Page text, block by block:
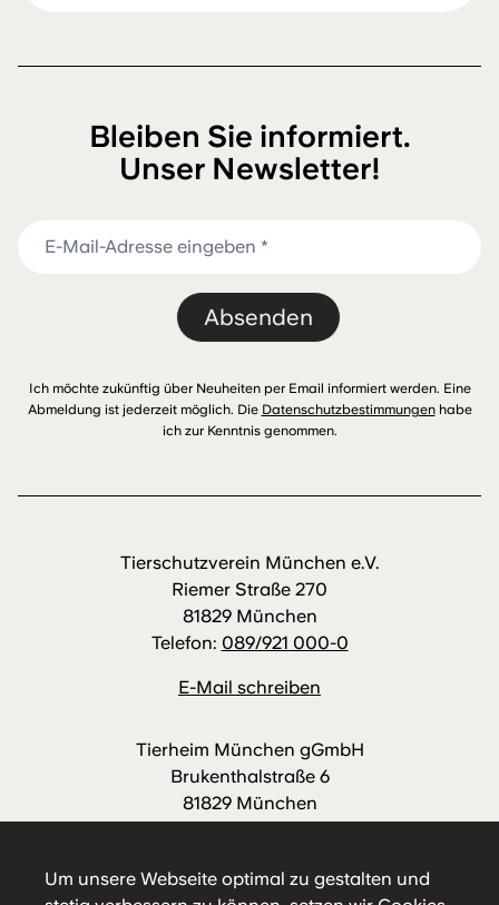
Um unsere Webseite optimal zu gestalten und
Tierschutzverein München e.V.
Riemer Straße 270
81829 München
Telefon: 089/921 000-0
E-Mail schreiben
Tierheim München gGmbH
Brukenthalstraße 6
81829 München
E-Mail schreiben
Bleiben Sie informiert.
Unser Newsletter!
Absenden
Ich möchte zukünftig über Neuheiten per Email informiert werden. Eine
Abmeldung ist jederzeit möglich. Die Datenschutzbestimmungenhabe
ich zur Kenntnis genommen.